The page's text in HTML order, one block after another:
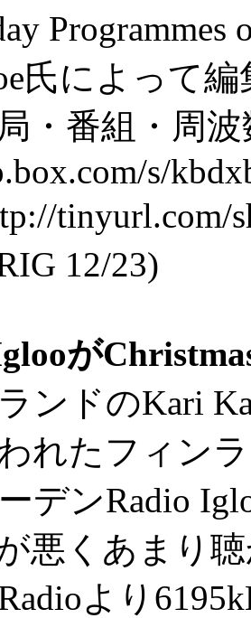
Programmes
氏によって
・番組・周
s/
tinyurl.com/
12/23)
が
ンドのKari
れたフィン
デンRadio
悪くあまり
より